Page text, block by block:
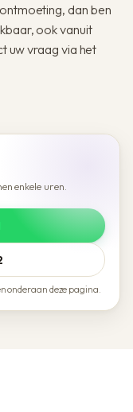
dan ben
ook vanuit
uw vraag via het
enkele uren.
onderaan deze pagina.